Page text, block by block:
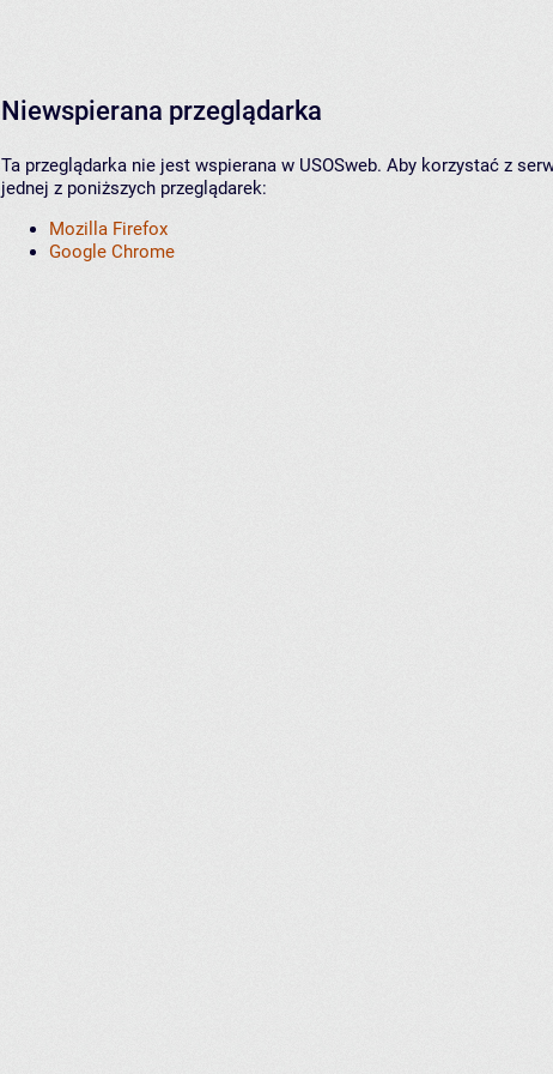
Niewspierana przeglądarka
Ta przeglądarka nie jest wspierana w USOSweb. Aby korzystać z
jednej z poniższych przeglądarek:
Mozilla Firefox
Google Chrome